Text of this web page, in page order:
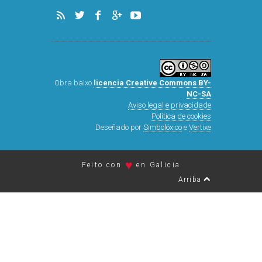
Obra baixo licencia Creative Commons BY-
NC-SA
Aviso legal e privacidade
Política de cookies
Deseñado por Simbolóxicoe Vertixe
Feito con ♥ en Galicia
Arriba